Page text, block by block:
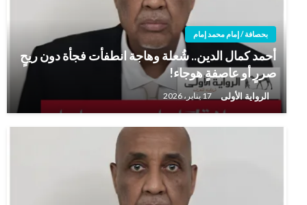
بحصافة / إمام محمد إمام
أحمد كمال الدين.. شُعلة وهاجة انطفأت فجأة دون ريحٍ
صررٍ أو عاصفةٍ هوجاء!
الرواية الأولى 17 يناير، 2026